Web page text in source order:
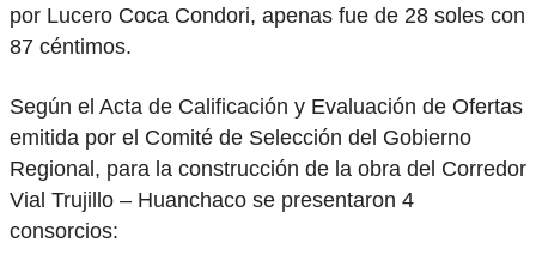
por Lucero Coca Condori, apenas fue de 28 soles con
87 céntimos.
Según el Acta de Calificación y Evaluación de Ofertas
emitida por el Comité de Selección del Gobierno
Regional, para la construcción de la obra del Corredor
Vial Trujillo – Huanchaco se presentaron 4
consorcios: